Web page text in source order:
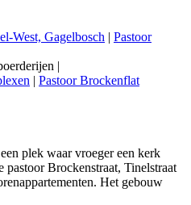
West, Gagelbosch | Pastoor
|
| Pastoor Brockenflat
plek waar vroeger een kerk
pastoor Brockenstraat, Tinelstraat
Het gebouw